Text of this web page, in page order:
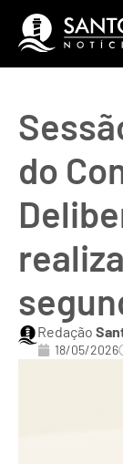
do
Redação
18/05/2026